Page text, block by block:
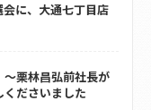
に、大通七丁目店
～栗林昌弘前社長が
ださいました